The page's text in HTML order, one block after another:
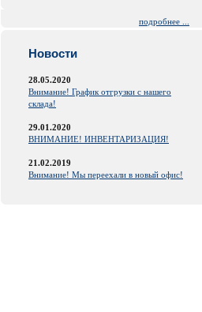
подробнее ...
Новости
28.05.2020
Внимание! График отгрузки с нашего
склада!
29.01.2020
ВНИМАНИЕ! ИНВЕНТАРИЗАЦИЯ!
21.02.2019
Внимание! Мы переехали в новый офис!